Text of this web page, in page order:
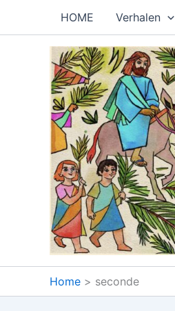
HOME Verhalen
Home seconde